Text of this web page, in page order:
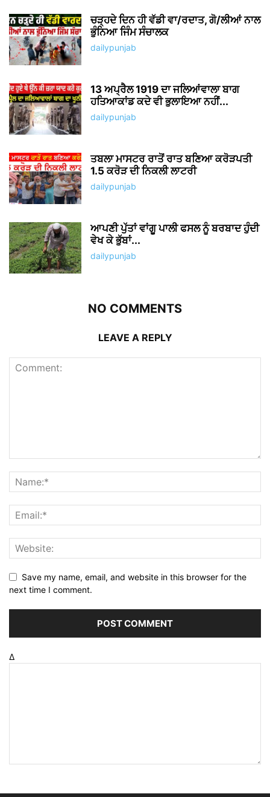
ਚੜ੍ਹਦੇ ਦਿਨ ਹੀ ਵੱਡੀ ਵਾ/ਰਦਾਤ, ਗੋ/ਲੀਆਂ ਨਾਲ
ਭੁੰਨਿਆ ਜਿੰਮ ਸੰਚਾਲਕ
dailypunjab
13 ਅਪ੍ਰੈਲ 1919 ਦਾ ਜਲਿਆਂਵਾਲਾ ਬਾਗ
ਹਤਿਆਕਾਂਡ ਕਦੇ ਵੀ ਭੁਲਾਇਆ ਨਹੀਂ...
dailypunjab
ਤਬਲਾ ਮਾਸਟਰ ਰਾਤੋਂ ਰਾਤ ਬਣਿਆ ਕਰੋੜਪਤੀ
1.5 ਕਰੋੜ ਦੀ ਨਿਕਲੀ ਲਾਟਰੀ
dailypunjab
ਆਪਣੀ ਪੁੱਤਾਂ ਵਾਂਗੂ ਪਾਲੀ ਫਸਲ ਨੂੰ ਬਰਬਾਦ ਹੁੰਦੀ
ਵੇਖ ਕੇ ਭੁੱਬਾਂ...
dailypunjab
NO COMMENTS
LEAVE A REPLY
Save my name, email, and website in this browser for the
next time I comment.
Δ